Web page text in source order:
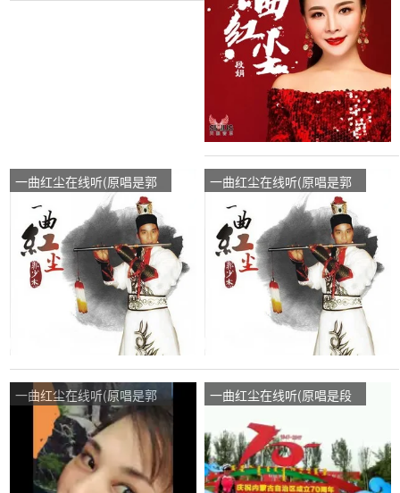
一曲红尘在线听(原唱是郭
少杰)，幸福一生演唱点
播:50次
一曲红尘在线听(原唱是郭
少杰)，芳姐姐演唱点播:18
次
一曲红尘在线听(原唱是郭
少杰)，唯美的记忆演唱点
播:63次
一曲红尘在线听(原唱是段
播:60次